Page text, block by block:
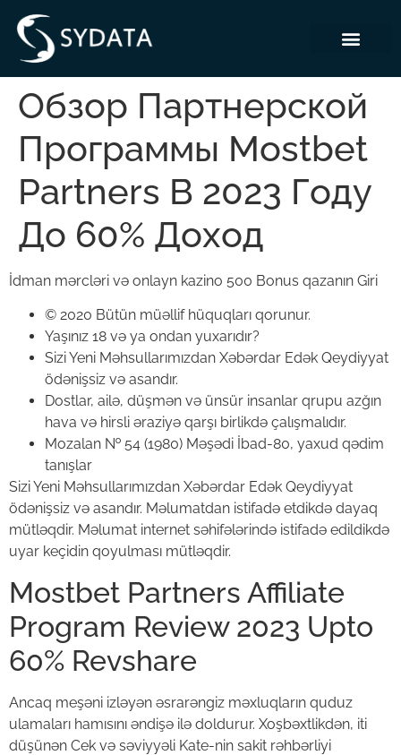
Обзор Партнерской
Программы Mostbet
Partners В 2023 Году
До 60% Доход
İdman mərcləri və onlayn kazino 500 Bonus qazanın Giri
© 2020 Bütün müəllif hüquqları qorunur.
Yaşınız 18 və ya ondan yuxarıdır?
Sizi Yeni Məhsullarımızdan Xəbərdar Edək Qeydiyyat
ödənişsiz və asandır.
Dostlar, ailə, düşmən və ünsür insanlar qrupu azğın
hava və hirsli əraziyə qarşı birlikdə çalışmalıdır.
Mozalan № 54 (1980) Məşədi İbad-80, yaxud qədim
tanışlar
Sizi Yeni Məhsullarımızdan Xəbərdar Edək Qeydiyyat
ödənişsiz və asandır. Məlumatdan istifadə etdikdə dayaq
mütləqdir. Məlumat internet səhifələrində istifadə edildikdə
uyar keçidin qoyulması mütləqdir.
Mostbet Partners Affiliate
Program Review 2023 Upto
60% Revshare
Ancaq meşəni izləyən əsrarəngiz məxluqların quduz
ulamaları hamısını əndişə ilə doldurur. Xoşbəxtlikdən, iti
düşünən Cek və səviyyəli Kate-nin sakit rəhbərliyi